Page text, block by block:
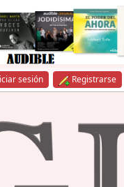
sesión Registrarse